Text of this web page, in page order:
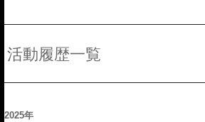
活動履歴一覧
2025年